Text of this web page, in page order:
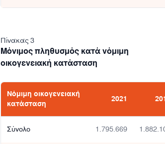
Πίνακας 3
Μόνιμος πληθυσμός κατά νόμιμη
οικογενειακή κατάσταση
Νόμιμη οικογενειακή
κατάσταση
2021
Σύνολο 1.795.669